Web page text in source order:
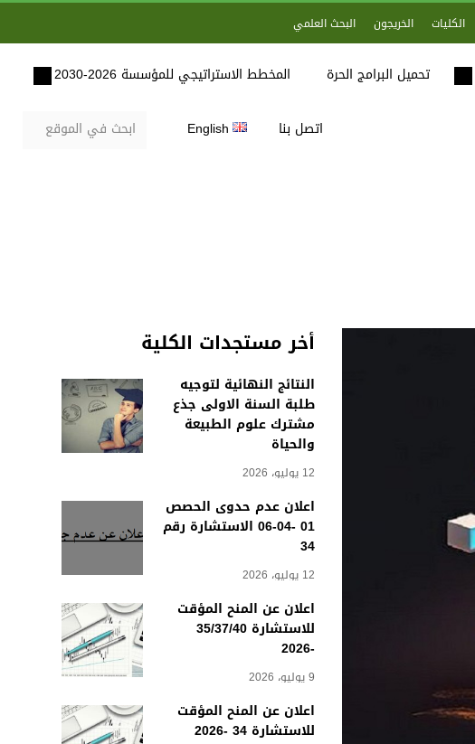
الكليات الخريجون البحث العلمي
تحميل البرامج الحرة المخطط الاستراتيجي للمؤسسة 2026-2030
اتصل بنا English
أخر مستجدات الكلية
النتائج النهائية لتوجيه
طلبة السنة الاولى جذع
مشترك علوم الطبيعة
والحياة
12 يوليو، 2026
اعلان عدم حدوى الحصص
01 -04-06 الاستشارة رقم
34
12 يوليو، 2026
اعلان عن المنح المؤقت
للاستشارة 35/37/40
-2026
9 يوليو، 2026
اعلان عن المنح المؤقت
للاستشارة 34 -2026